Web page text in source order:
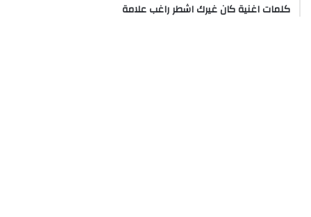
كلمات اغنية كان غيرك اشطر راغب علامة